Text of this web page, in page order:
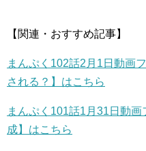
【関連・おすすめ記事】
まんぷく102話2月1日動画
される？】はこちら
まんぷく101話1月31日動
成】はこちら